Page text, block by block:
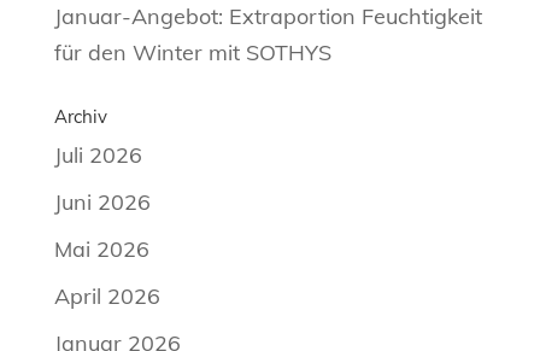
Januar-Angebot: Extraportion Feuchtigkeit
für den Winter mit SOTHYS
Archiv
Juli 2026
Juni 2026
Mai 2026
April 2026
Januar 2026